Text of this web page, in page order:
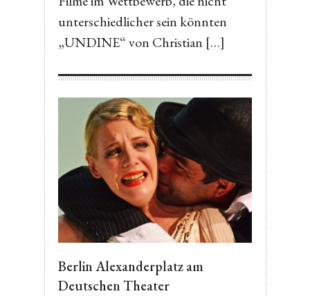
unterschiedlicher sein könnten
„UNDINE“ von Christian […]
Berlin Alexanderplatz am
Deutschen Theater